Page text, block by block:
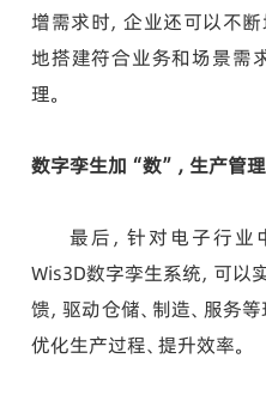
增需求时，企业还可以不
地搭建符合业务和场景需
理。
数字孪生加“数”，生产管
最后，针对电子行业
Wis3D数字孪生系统，可以
馈，驱动仓储、制造、服务
优化生产过程、提升效率。